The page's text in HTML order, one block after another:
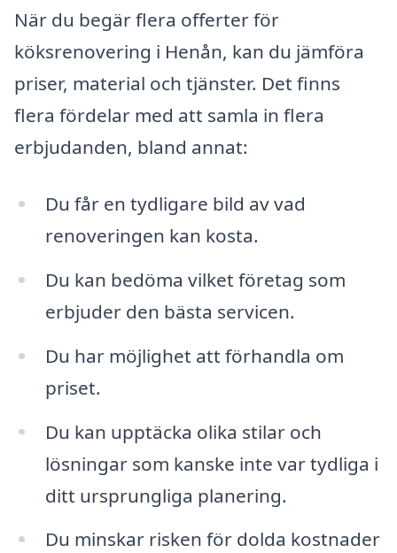
När du begär flera offerter för
köksrenovering i Henån, kan du jämföra
priser, material och tjänster. Det finns
flera fördelar med att samla in flera
erbjudanden, bland annat:
Du får en tydligare bild av vad
renoveringen kan kosta.
Du kan bedöma vilket företag som
erbjuder den bästa servicen.
Du har möjlighet att förhandla om
priset.
Du kan upptäcka olika stilar och
lösningar som kanske inte var tydliga i
ditt ursprungliga planering.
Du minskar risken för dolda kostnader